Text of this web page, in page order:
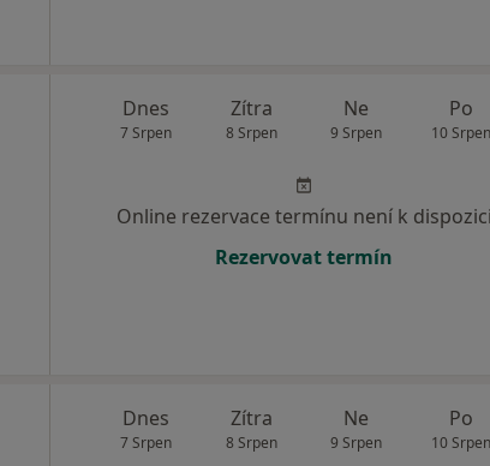
Dnes
7 Srpen
Zítra
8 Srpen
Ne
9 Srpen
Po
10 Srpen
Online rezervace termínu není k dispozici
Rezervovat termín
Dnes
7 Srpen
Zítra
8 Srpen
Ne
9 Srpen
Po
10 Srpen